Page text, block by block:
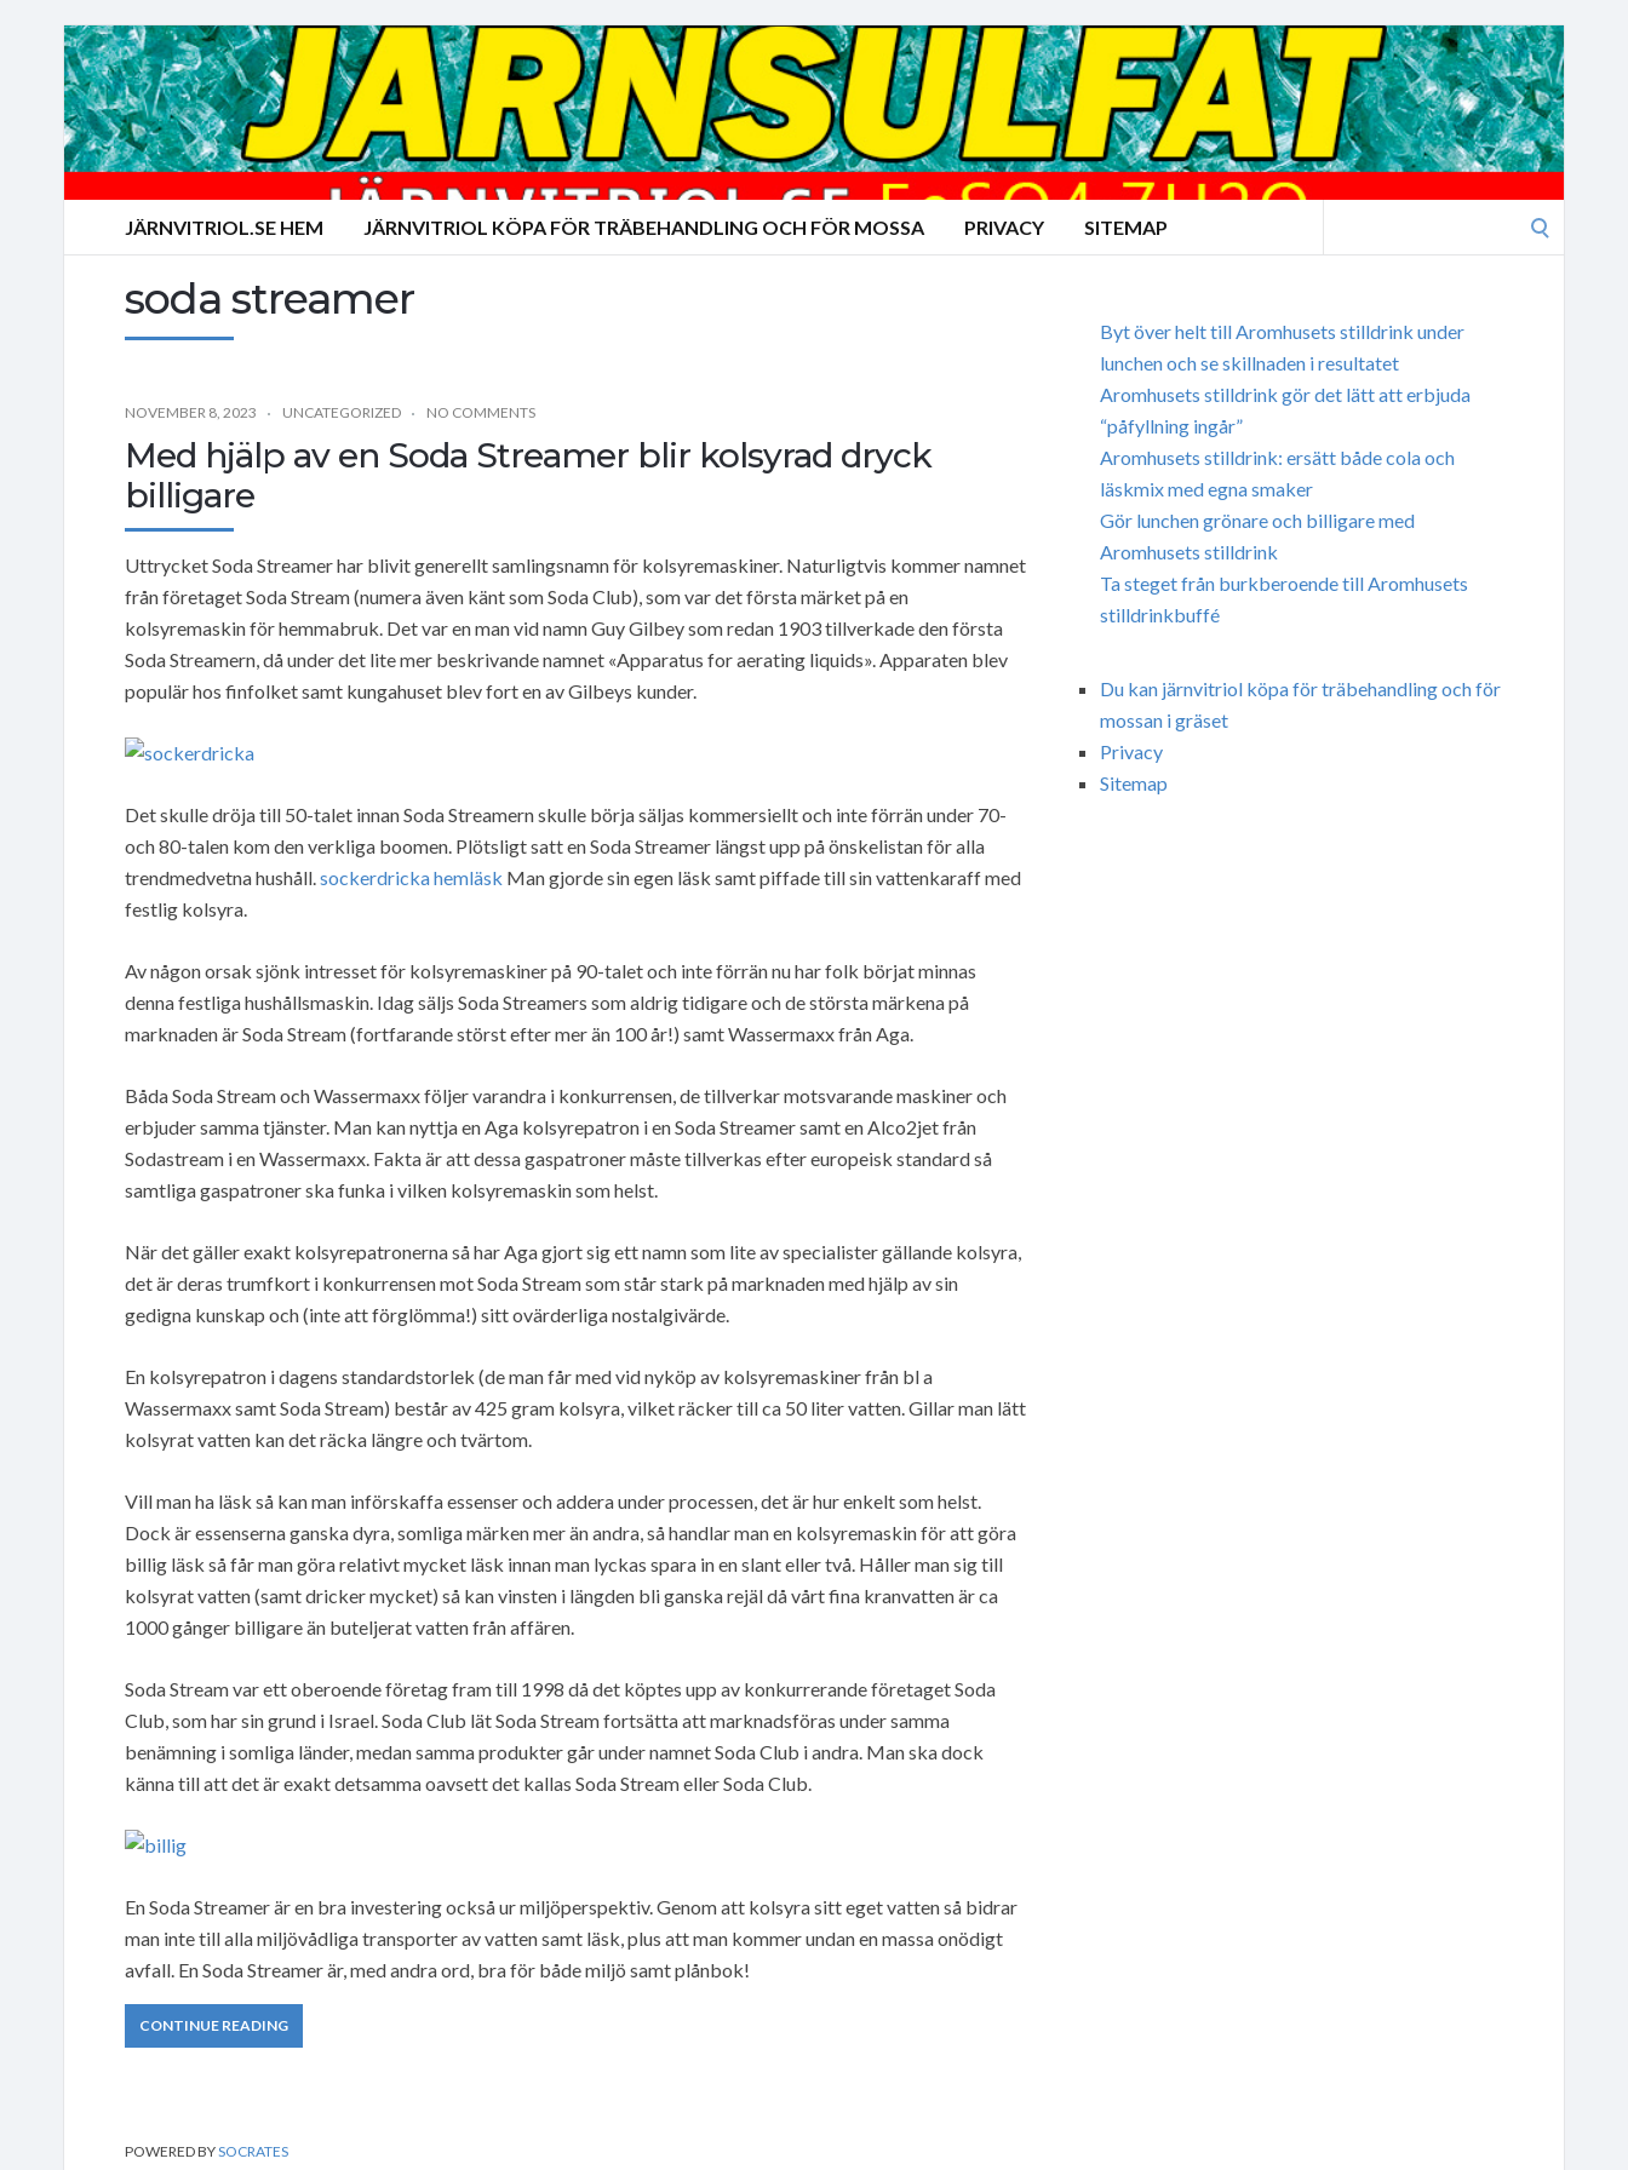
JÄRNVITRIOL.SE HEM JÄRNVITRIOL KÖPA FÖR TRÄBEHANDLING OCH FÖR MOSSA PRIVACY SITEMAP
soda streamer
NOVEMBER 8, 2023 UNCATEGORIZED NO COMMENTS
Med hjälp av en Soda Streamer blir kolsyrad dryck
billigare
Uttrycket Soda Streamer har blivit generellt samlingsnamn för kolsyremaskiner. Naturligtvis kommer namnet
från företaget Soda Stream (numera även känt som Soda Club), som var det första märket på en
kolsyremaskin för hemmabruk. Det var en man vid namn Guy Gilbey som redan 1903 tillverkade den första
Soda Streamern, då under det lite mer beskrivande namnet «Apparatus for aerating liquids». Apparaten blev
populär hos finfolket samt kungahuset blev fort en av Gilbeys kunder.
Det skulle dröja till 50-talet innan Soda Streamern skulle börja säljas kommersiellt och inte förrän under 70-
och 80-talen kom den verkliga boomen. Plötsligt satt en Soda Streamer längst upp på önskelistan för alla
trendmedvetna hushåll.sockerdricka hemläsk Man gjorde sin egen läsk samt piffade till sin vattenkaraff med
festlig kolsyra.
Av någon orsak sjönk intresset för kolsyremaskiner på 90-talet och inte förrän nu har folk börjat minnas
denna festliga hushållsmaskin. Idag säljs Soda Streamers som aldrig tidigare och de största märkena på
marknaden är Soda Stream (fortfarande störst efter mer än 100 år!) samt Wassermaxx från Aga.
Båda Soda Stream och Wassermaxx följer varandra i konkurrensen, de tillverkar motsvarande maskiner och
erbjuder samma tjänster. Man kan nyttja en Aga kolsyrepatron i en Soda Streamer samt en Alco2jet från
Sodastream i en Wassermaxx. Fakta är att dessa gaspatroner måste tillverkas efter europeisk standard så
samtliga gaspatroner ska funka i vilken kolsyremaskin som helst.
När det gäller exakt kolsyrepatronerna så har Aga gjort sig ett namn som lite av specialister gällande kolsyra,
det är deras trumfkort i konkurrensen mot Soda Stream som står stark på marknaden med hjälp av sin
gedigna kunskap och (inte att förglömma!) sitt ovärderliga nostalgivärde.
En kolsyrepatron i dagens standardstorlek (de man får med vid nyköp av kolsyremaskiner från bl a
Wassermaxx samt Soda Stream) består av 425 gram kolsyra, vilket räcker till ca 50 liter vatten. Gillar man lätt
kolsyrat vatten kan det räcka längre och tvärtom.
Vill man ha läsk så kan man införskaffa essenser och addera under processen, det är hur enkelt som helst.
Dock är essenserna ganska dyra, somliga märken mer än andra, så handlar man en kolsyremaskin för att göra
billig läsk så får man göra relativt mycket läsk innan man lyckas spara in en slant eller två. Håller man sig till
kolsyrat vatten (samt dricker mycket) så kan vinsten i längden bli ganska rejäl då vårt fina kranvatten är ca
1000 gånger billigare än buteljerat vatten från affären.
Soda Stream var ett oberoende företag fram till 1998 då det köptes upp av konkurrerande företaget Soda
Club, som har sin grund i Israel. Soda Club lät Soda Stream fortsätta att marknadsföras under samma
benämning i somliga länder, medan samma produkter går under namnet Soda Club i andra. Man ska dock
känna till att det är exakt detsamma oavsett det kallas Soda Stream eller Soda Club.
En Soda Streamer är en bra investering också ur miljöperspektiv. Genom att kolsyra sitt eget vatten så bidrar
man inte till alla miljövådliga transporter av vatten samt läsk, plus att man kommer undan en massa onödigt
avfall. En Soda Streamer är, med andra ord, bra för både miljö samt plånbok!
CONTINUE READING
Byt över helt till Aromhusets stilldrink under
lunchen och se skillnaden i resultatet
Aromhusets stilldrink gör det lätt att erbjuda
“påfyllning ingår”
Aromhusets stilldrink: ersätt både cola och
läskmix med egna smaker
Gör lunchen grönare och billigare med
Aromhusets stilldrink
Ta steget från burkberoende till Aromhusets
stilldrinkbuffé
Du kan järnvitriol köpa för träbehandling och för
mossan i gräset
Privacy
Sitemap
POWERED BYSOCRATES